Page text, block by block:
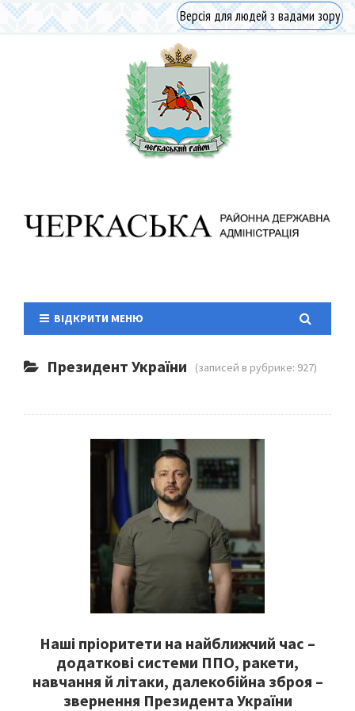
Версія для людей з вадами зору
ВІДКРИТИ МЕНЮ
Президент України (записей в рубрике: 927)
Наші пріоритети на найближчий час –
додаткові системи ППО, ракети,
навчання й літаки, далекобійна зброя –
звернення Президента України